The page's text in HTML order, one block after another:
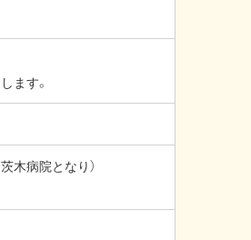
ます。
木病院となり）